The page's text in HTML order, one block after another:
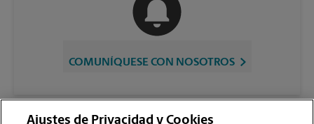
COMUNÍQUESE CON NOSOTROS
Ajustes de Privacidad y Cookies